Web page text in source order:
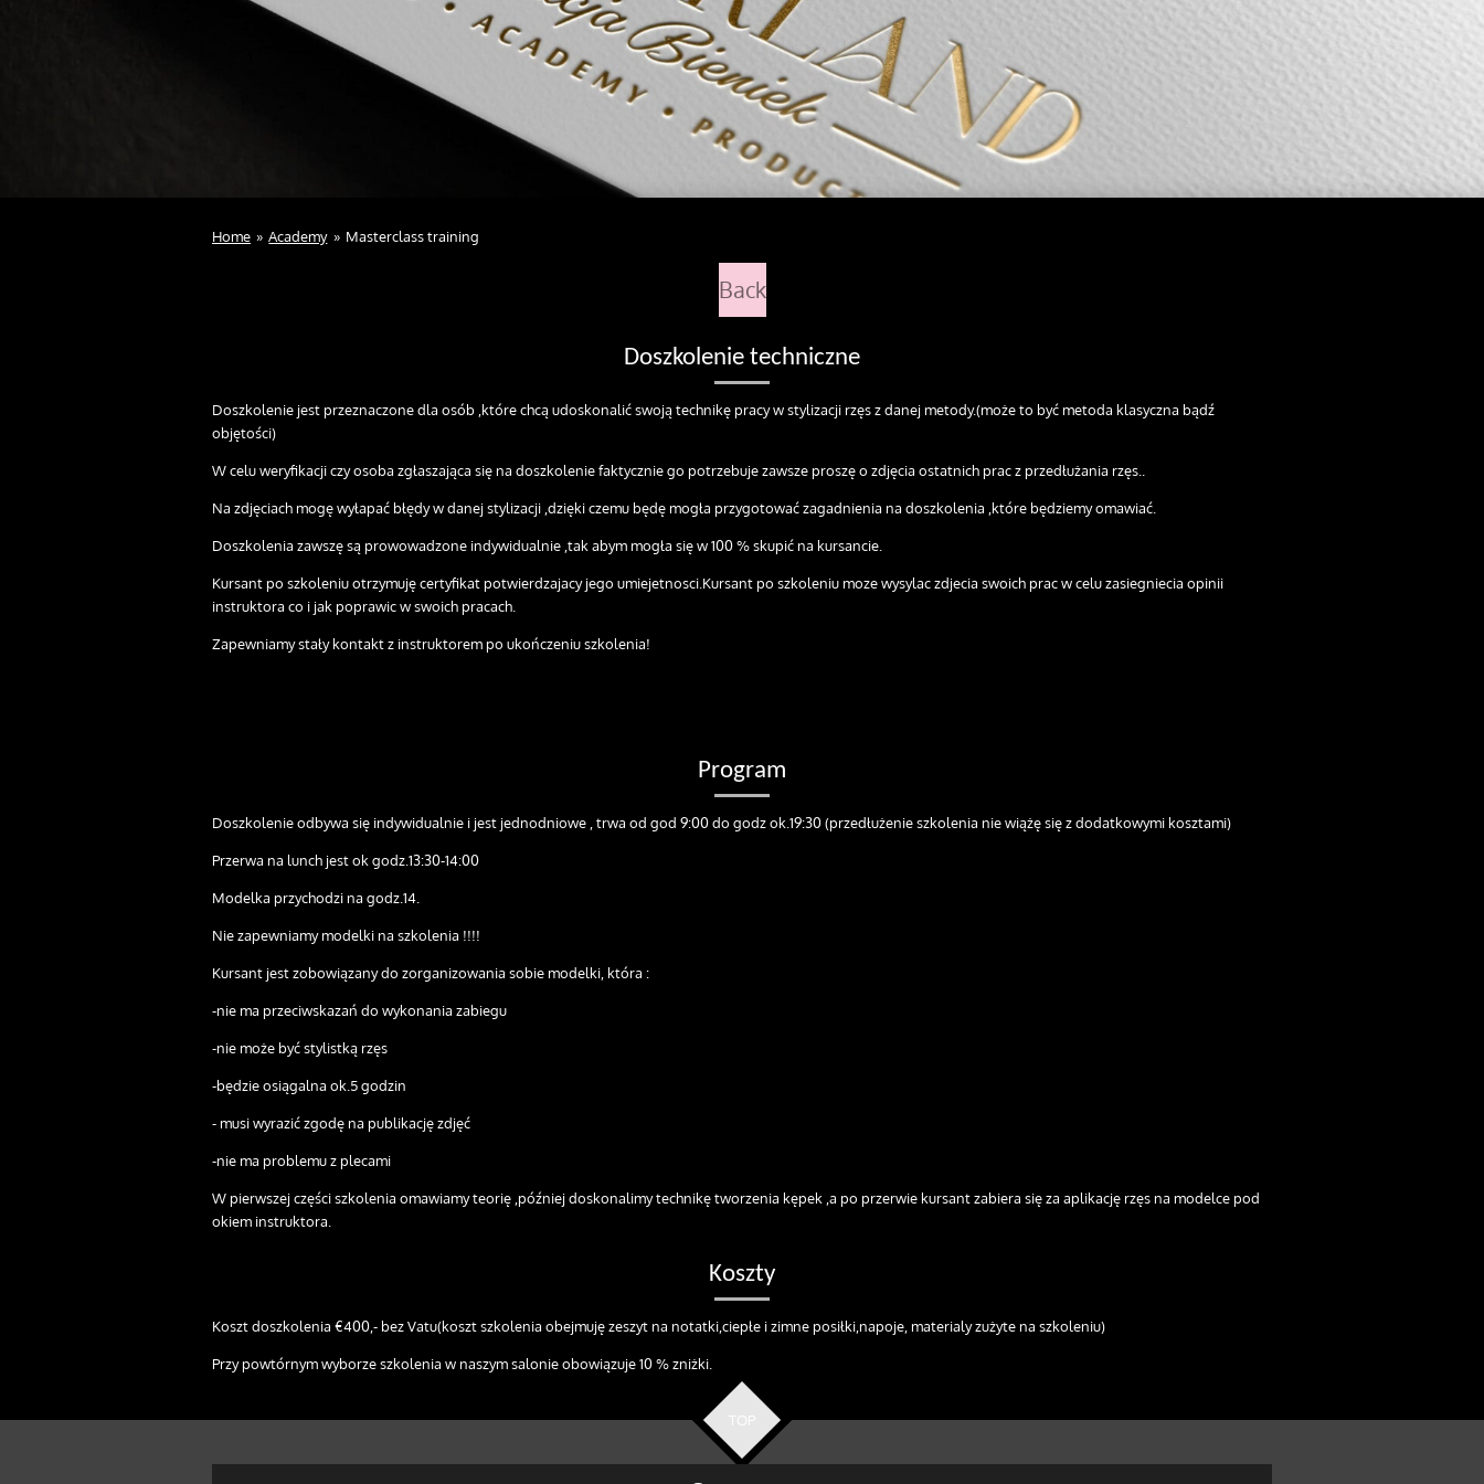
Home » Academy » Masterclass training
Back
Doszkolenie techniczne
Doszkolenie jest przeznaczone dla osób ,które chcą udoskonalić swoją technikę pracy w stylizacji rzęs z danej metody.(może to być metoda klasyczna bądź
objętości)
W celu weryfikacji czy osoba zgłaszająca się na doszkolenie faktycznie go potrzebuje zawsze proszę o zdjęcia ostatnich prac z przedłużania rzęs..
Na zdjęciach mogę wyłapać błędy w danej stylizacji ,dzięki czemu będę mogła przygotować zagadnienia na doszkolenia ,które będziemy omawiać.
Doszkolenia zawszę są prowowadzone indywidualnie ,tak abym mogła się w 100 % skupić na kursancie.
Kursant po szkoleniu otrzymuję certyfikat potwierdzajacy jego umiejetnosci.Kursant po szkoleniu moze wysylac zdjecia swoich prac w celu zasiegniecia opinii
instruktora co i jak poprawic w swoich pracach.
Zapewniamy stały kontakt z instruktorem po ukończeniu szkolenia!
Program
Doszkolenie odbywa się indywidualnie i jest jednodniowe , trwa od god 9:00 do godz ok.19:30 (przedłużenie szkolenia nie wiążę się z dodatkowymi kosztami)
Przerwa na lunch jest ok godz.13:30-14:00
Modelka przychodzi na godz.14.
Nie zapewniamy modelki na szkolenia !!!!
Kursant jest zobowiązany do zorganizowania sobie modelki, która :
-nie ma przeciwskazań do wykonania zabiegu
-nie może być stylistką rzęs
-będzie osiągalna ok.5 godzin
- musi wyrazić zgodę na publikację zdjęć
-nie ma problemu z plecami
W pierwszej części szkolenia omawiamy teorię ,później doskonalimy technikę tworzenia kępek ,a po przerwie kursant zabiera się za aplikację rzęs na modelce pod
okiem instruktora.
Koszty
Koszt doszkolenia €400,- bez Vatu(koszt szkolenia obejmuję zeszyt na notatki,ciepłe i zimne posiłki,napoje, materialy zużyte na szkoleniu)
Przy powtórnym wyborze szkolenia w naszym salonie obowiązuje 10 % zniżki.
TOP